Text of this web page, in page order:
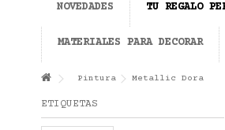
NOVEDADES TU REGALO
MATERIALES PARA DECORAR
Pintura Metallic Dora
ETIQUETAS